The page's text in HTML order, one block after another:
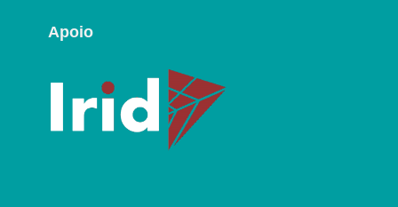
Apoio